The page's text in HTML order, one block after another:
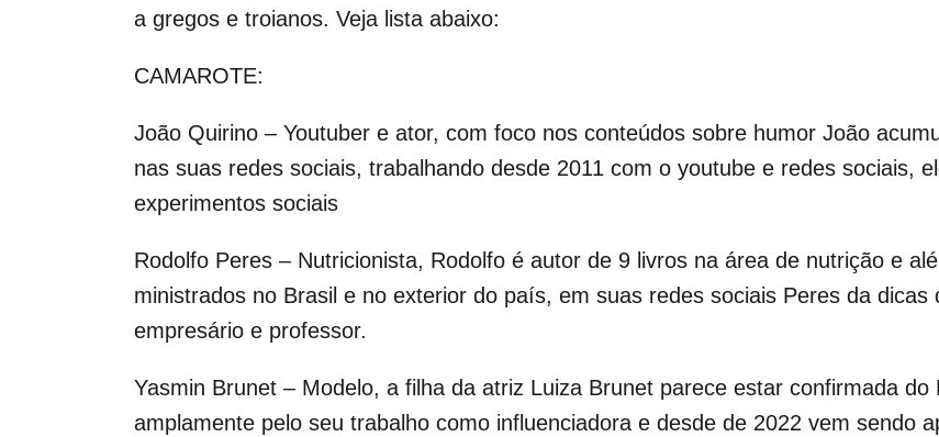
a gregos e troianos. Veja lista abaixo:
CAMAROTE:
João Quirino – Youtuber e ator, com foco nos conteúdos sobre humor João
nas suas redes sociais, trabalhando desde 2011 com o youtube e redes sociais,
experimentos sociais
Rodolfo Peres – Nutricionista, Rodolfo é autor de 9 livros na área de nutrição e
ministrados no Brasil e no exterior do país, em suas redes sociais Peres da
empresário e professor.
Yasmin Brunet – Modelo, a filha da atriz Luiza Brunet parece estar confirmada
amplamente pelo seu trabalho como influenciadora e desde de 2022 vem sendo